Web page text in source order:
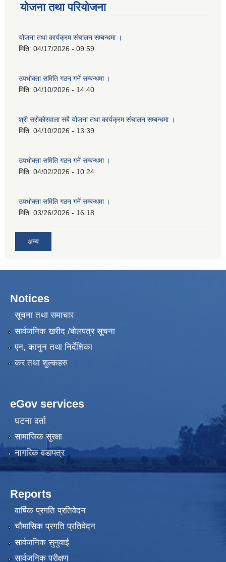
योजना तथा परियोजना
योजना तथा कार्यक्रम संचालन सम्बन्धमा ।
मिति: 04/17/2026 - 09:59
उपभोक्ता समिति गठन गर्ने सम्बन्धमा ।
मिति: 04/10/2026 - 14:40
श्री सरोकाेरवाला सबै योजना तथा कार्यक्रम संचालन सम्बन्धमा ।
मिति: 04/10/2026 - 13:39
उपभोक्ता समिति गठन गर्ने सम्बन्धमा ।
मिति: 04/02/2026 - 10:24
उपभोक्ता समिति गठन गर्ने सम्बन्धमा ।
मिति: 03/26/2026 - 16:18
अन्य
Notices
सूचना तथा समाचार
सार्वजनिक खरीद /बोलपत्र सूचना
एन, कानुन तथा निर्देशिका
कर तथा शुल्कहरु
eGov services
घटना दर्ता
सामाजिक सुरक्षा
नागरिक वडापत्र
Reports
वार्षिक प्रगति प्रतिवेदन
चौमासिक प्रगति प्रतिवेदन
सार्वजनिक सुनुवाई
सार्वजनिक परीक्षण